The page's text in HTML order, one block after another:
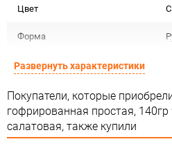
Цвет
Форма
Материал
Срок годности
Предназначение товара
Развернуть характеристики
Покупатели, которые
гофрированная простая, 140гр
салатовая, также купили